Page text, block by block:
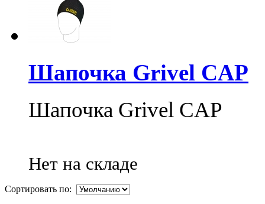
Шапочка Grivel CAP
Шапочка Grivel CAP
Нет на складе
Сортировать по: